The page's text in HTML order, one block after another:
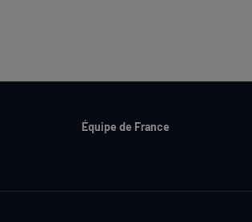
Équipe de France